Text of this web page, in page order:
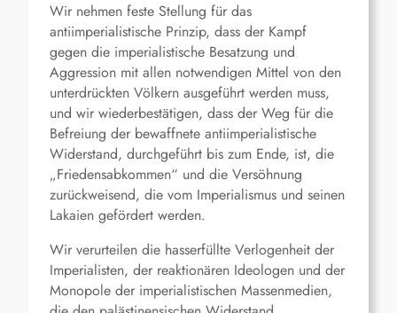
Wir nehmen feste Stellung für das
antiimperialistische Prinzip, dass der Kampf
gegen die imperialistische Besatzung und
Aggression mit allen notwendigen Mittel von den
unterdrückten Völkern ausgeführt werden muss,
und wir wiederbestätigen, dass der Weg für die
Befreiung der bewaffnete antiimperialistische
Widerstand, durchgeführt bis zum Ende, ist, die
„Friedensabkommen“ und die Versöhnung
zurückweisend, die vom Imperialismus und seinen
Lakaien gefördert werden.
Wir verurteilen die hasserfüllte Verlogenheit der
Imperialisten, der reaktionären Ideologen und der
Monopole der imperialistischen Massenmedien,